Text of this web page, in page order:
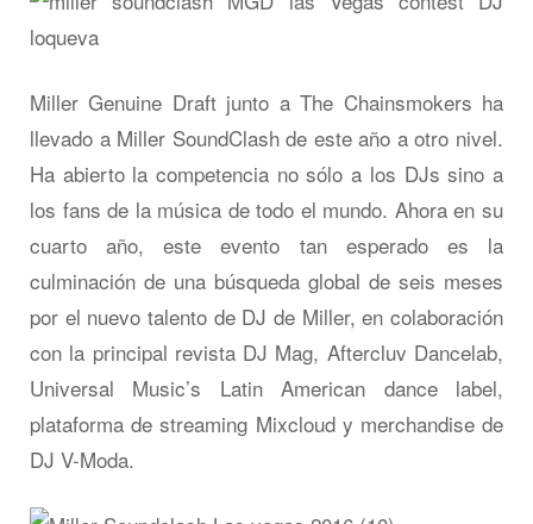
Miller Genuine Draft junto a The Chainsmokers ha
llevado a Miller SoundClash de este año a otro nivel.
Ha abierto la competencia no sólo a los DJs sino a
los fans de la música de todo el mundo. Ahora en su
cuarto año, este evento tan esperado es la
culminación de una búsqueda global de seis meses
por el nuevo talento de DJ de Miller, en colaboración
con la principal revista DJ Mag, Aftercluv Dancelab,
Universal Music’s Latin American dance label,
plataforma de streaming Mixcloud y merchandise de
DJ V-Moda.